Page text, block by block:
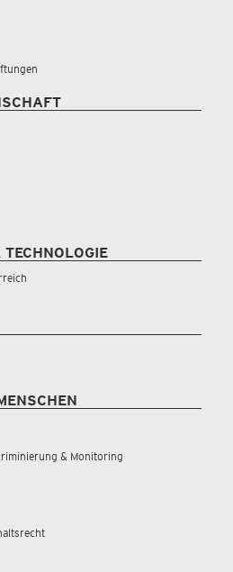
& Monitoring